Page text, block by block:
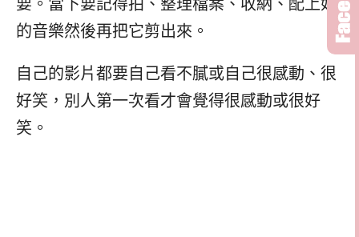
要。當下要記得拍、整理檔案、收納、配上好
的音樂然後再把它剪出來。
自己的影片都要自己看不膩或自己很感動、很
好笑，別人第一次看才會覺得很感動或很好
笑。